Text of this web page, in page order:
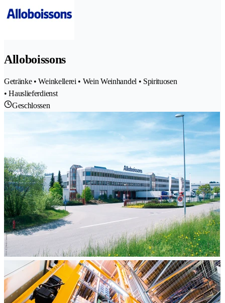
Alloboissons
Getränke • Weinkellerei • Wein Weinhandel • Spirituosen
• Hauslieferdienst
Geschlossen